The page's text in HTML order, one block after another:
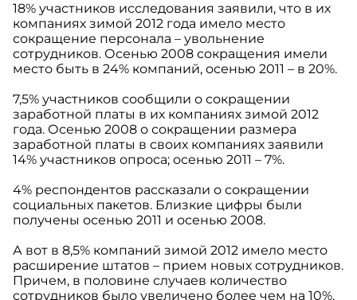
18% участников исследования заявили, что в их
компаниях зимой 2012 года имело место
сокращение персонала – увольнение
сотрудников. Осенью 2008 сокращения имели
место быть в 24% компаний, осенью 2011 – в 20%.
7,5% участников сообщили о сокращении
заработной платы в их компаниях зимой 2012
года. Осенью 2008 о сокращении размера
заработной платы в своих компаниях заявили
14% участников опроса; осенью 2011 – 7%.
4% респондентов рассказали о сокращении
социальных пакетов. Близкие цифры были
получены осенью 2011 и осенью 2008.
А вот в 8,5% компаний зимой 2012 имело место
расширение штатов – прием новых сотрудников.
Причем, в половине случаев количество
сотрудников было увеличено более чем на 10%.